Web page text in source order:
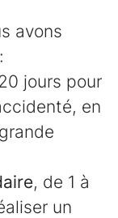
avons
jours pour
en
, de 1 à
un